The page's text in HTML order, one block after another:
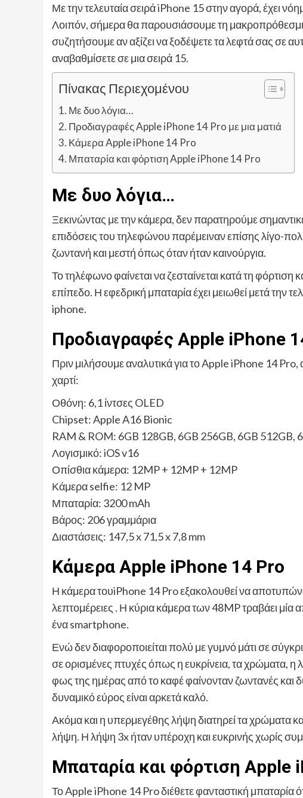
Με την τελευταία σειρά iPhone 15 στην αγορά, έχει
Λοιπόν, σήμερα θα παρουσιάσουμε τη
συζητήσουμε αν αξίζει να ξοδέψετε τα λεφτά σας σε
αναβαθμίσετε σε μια σειρά 15.
Πίνακας Περιεχομένου
Με δυο λόγια…
Προδιαγραφές Apple iPhone 14 Pro με μια ματιά
Κάμερα Apple iPhone 14 Pro
Μπαταρία και φόρτιση Apple iPhone 14 Pro
Με δυο λόγια…
Ξεκινώντας με την κάμερα, δεν παρατηρούμε
επιδόσεις του τηλεφώνου παρέμειναν επίσης λίγο-
ζωντανή και μεστή όπως όταν ήταν καινούργια.
Το τηλέφωνο φαίνεται να ζεσταίνεται κατά τη
επίπεδο. Η εφεδρική μπαταρία έχει μειωθεί μετά την
iphone.
Προδιαγραφές Apple iPhone
Πριν μιλήσουμε αναλυτικά για το Apple iPhone 14 Pro,
χαρτί:
Οθόνη: 6,1 ίντσες OLED
Chipset: Apple A16 Bionic
RAM & ROM: 6GB 128GB, 6GB 256GB, 6GB 512GB,
Λογισμικό: iOS v16
Οπίσθια κάμερα: 12MP + 12MP + 12MP
Κάμερα selfie: 12 MP
Μπαταρία: 3200 mAh
Βάρος: 206 γραμμάρια
Διαστάσεις: 147,5 x 71,5 x 7,8 mm
Κάμερα Apple iPhone 14 Pro
Η κάμερα τουiPhone 14 Pro εξακολουθεί να
λεπτομέρειες . Η κύρια κάμερα των 48MP τραβάει
ένα smartphone.
Ενώ δεν διαφοροποιείται πολύ με γυμνό μάτι σε
σε ορισμένες πτυχές όπως η ευκρίνεια, τα χρώματα, η
φως της ημέρας από το καφέ φαίνονταν ζωντανές και
δυναμικό εύρος είναι αρκετά καλό.
Ακόμα και η υπερμεγέθης λήψη διατηρεί τα χρώματα
λήψη. Η λήψη 3x ήταν υπέροχη και ευκρινής χωρίς
Μπαταρία και φόρτιση Apple
Το Apple iPhone 14 Pro διέθετε φανταστική μπαταρία